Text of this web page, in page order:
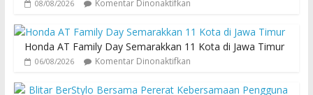
08/08/2026 Komentar Dinonaktifkan
Honda AT Family Day Semarakkan 11 Kota di Jawa Timur
06/08/2026 Komentar Dinonaktifkan